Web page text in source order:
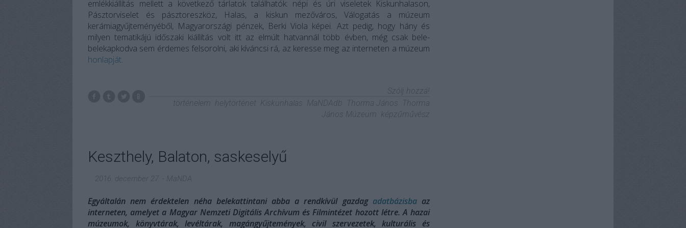
emlékkiállítás mellett a következő tárlatok találhatók: népi és úri viseletek Kiskunhalason,
Pásztorviselet és pásztoreszköz, Halas, a kiskun mezőváros, Válogatás a múzeum
kerámiagyűjteményéből, Magyarországi pénzek, Berki Viola képei. Azt pedig, hogy hány és
milyen tematikájú időszaki kiállítás volt itt az elmúlt hatvannál több évben, még csak bele-
belekapkodva sem érdemes felsorolni, aki kíváncsi rá, az keresse meg az interneten a múzeum
honlapját.
Szólj hozzá!
történelem helytörténet Kiskunhalas MaNDAdb Thorma János
Thorma
János Múzeum képzűművész
Keszthely, Balaton, saskeselyű
2016. december 27. MaNDA
Egyáltalán nem érdektelen néha belekattintani abba a rendkívül gazdag adatbázisbaaz
interneten, amelyet a Magyar Nemzeti Digitális Archívum és Filmintézet hozott létre. A hazai
múzeumok, könyvtárak, levéltárak, magángyűjtemények, civil szervezetek, kulturális és